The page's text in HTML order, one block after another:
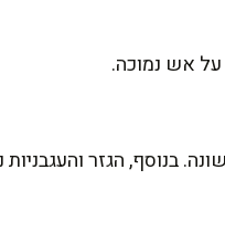
אש נמוכה.
בנוסף, הגזר והעגבניות